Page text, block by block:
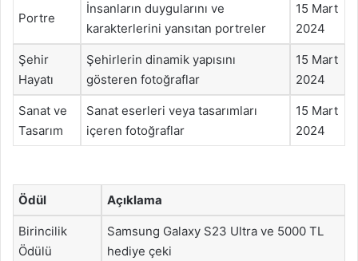
Portre
İnsanların duygularını ve
karakterlerini yansıtan portreler
15 Mart
2024
Şehir
Hayatı
Şehirlerin dinamik yapısını
gösteren fotoğraflar
15 Mart
2024
Sanat ve
Tasarım
Sanat eserleri veya tasarımları
içeren fotoğraflar
15 Mart
2024
Ödül Açıklama
Birincilik
Ödülü
Samsung Galaxy S23 Ultra ve 5000 TL
hediye çeki